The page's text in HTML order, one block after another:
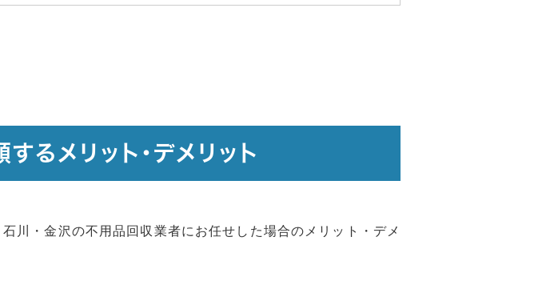
るメリット・デメリット
川・金沢の不用品回収業者にお任せした場合のメリット・デメ